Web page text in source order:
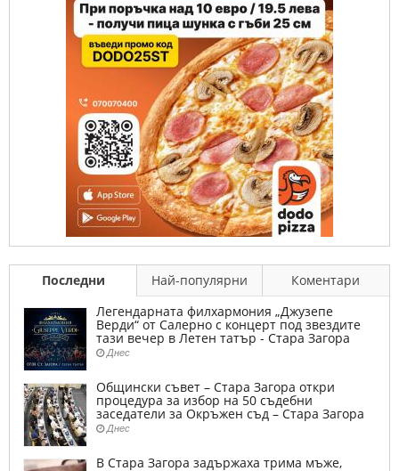
Последни Най-популярни
Коментари
Легендарната филхармония „Джузепе
Верди“ от Салерно с концерт под звездите
тази вечер в Летен татър - Стара Загора
Днес
Общински съвет – Стара Загора откри
процедура за избор на 50 съдебни
заседатели за Окръжен съд – Стара Загора
Днес
В Стара Загора задържаха трима мъже,